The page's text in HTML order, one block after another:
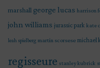
marshall george lucas harrison
john williams jurassic park kate
leah spielberg martin scorsese michael
regisseure stanley kubrick